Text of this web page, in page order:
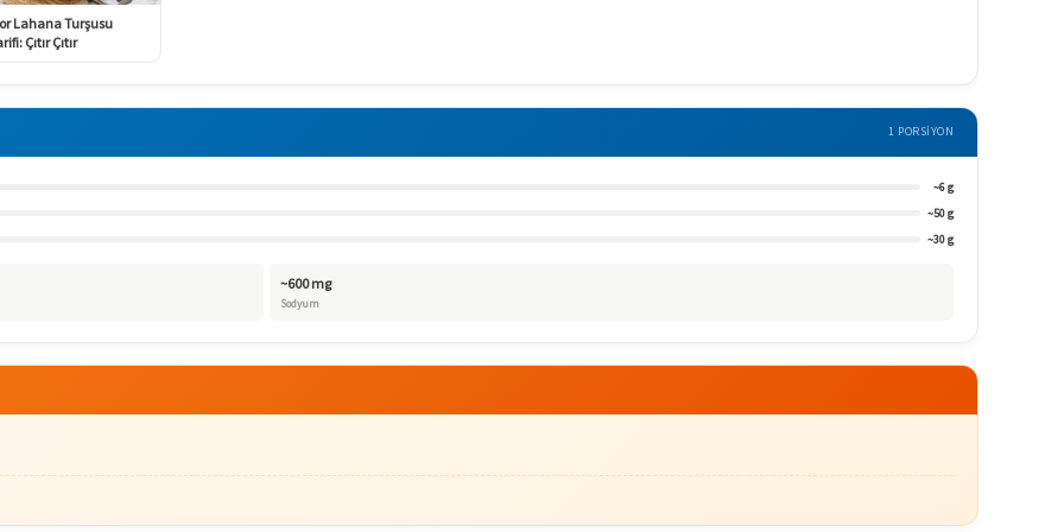
Lahana Turşusu
Çıtır Çıtır
1 PORSIYON
~6 g
~50 g
~30 g
~600 mg
Sodyum